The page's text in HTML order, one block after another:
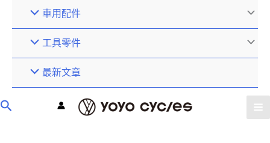
車用配件
工具零件
最新文章